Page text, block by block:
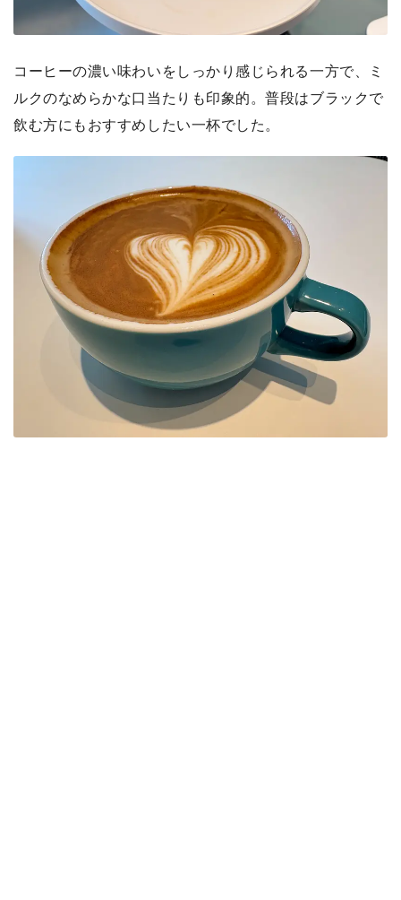
コーヒーの濃い味わいをしっかり感じられる一方で、ミ
ルクのなめらかな口当たりも印象的。普段はブラックで
飲む方にもおすすめしたい一杯でした。